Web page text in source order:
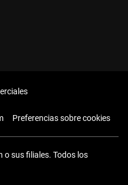
Preferencias sobre cookies
sus filiales. Todos los